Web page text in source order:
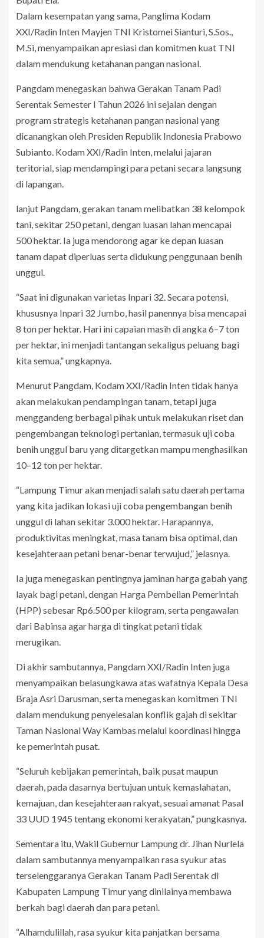
Dalam kesempatan yang sama, Panglima Kodam
XXI/Radin Inten Mayjen TNI Kristomei Sianturi, S.Sos.,
M.Si, menyampaikan apresiasi dan komitmen kuat TNI
dalam mendukung ketahanan pangan nasional.
Pangdam menegaskan bahwa Gerakan Tanam Padi
Serentak Semester I Tahun 2026 ini sejalan dengan
program strategis ketahanan pangan nasional yang
dicanangkan oleh Presiden Republik Indonesia Prabowo
Subianto. Kodam XXI/Radin Inten, melalui jajaran
teritorial, siap mendampingi para petani secara langsung
di lapangan.
lanjut Pangdam, gerakan tanam melibatkan 38 kelompok
tani, sekitar 250 petani, dengan luasan lahan mencapai
500 hektar. Ia juga mendorong agar ke depan luasan
tanam dapat diperluas serta didukung penggunaan benih
unggul.
“Saat ini digunakan varietas Inpari 32. Secara potensi,
khususnya Inpari 32 Jumbo, hasil panennya bisa mencapai
8 ton per hektar. Hari ini capaian masih di angka 6–7 ton
per hektar, ini menjadi tantangan sekaligus peluang bagi
kita semua,” ungkapnya.
Menurut Pangdam, Kodam XXI/Radin Inten tidak hanya
akan melakukan pendampingan tanam, tetapi juga
menggandeng berbagai pihak untuk melakukan riset dan
pengembangan teknologi pertanian, termasuk uji coba
benih unggul baru yang ditargetkan mampu menghasilkan
10–12 ton per hektar.
“Lampung Timur akan menjadi salah satu daerah pertama
yang kita jadikan lokasi uji coba pengembangan benih
unggul di lahan sekitar 3.000 hektar. Harapannya,
produktivitas meningkat, masa tanam bisa optimal, dan
kesejahteraan petani benar-benar terwujud,” jelasnya.
Ia juga menegaskan pentingnya jaminan harga gabah yang
layak bagi petani, dengan Harga Pembelian Pemerintah
(HPP) sebesar Rp6.500 per kilogram, serta pengawalan
dari Babinsa agar harga di tingkat petani tidak
merugikan.
Di akhir sambutannya, Pangdam XXI/Radin Inten juga
menyampaikan belasungkawa atas wafatnya Kepala Desa
Braja Asri Darusman, serta menegaskan komitmen TNI
dalam mendukung penyelesaian konflik gajah di sekitar
Taman Nasional Way Kambas melalui koordinasi hingga
ke pemerintah pusat.
“Seluruh kebijakan pemerintah, baik pusat maupun
daerah, pada dasarnya bertujuan untuk kemaslahatan,
kemajuan, dan kesejahteraan rakyat, sesuai amanat Pasal
33 UUD 1945 tentang ekonomi kerakyatan,” pungkasnya.
Sementara itu, Wakil Gubernur Lampung dr. Jihan Nurlela
dalam sambutannya menyampaikan rasa syukur atas
terselenggaranya Gerakan Tanam Padi Serentak di
Kabupaten Lampung Timur yang dinilainya membawa
berkah bagi daerah dan para petani.
“Alhamdulillah, rasa syukur kita panjatkan bersama